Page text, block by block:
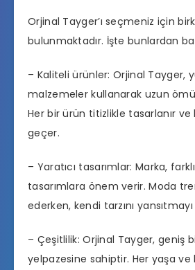
Orjinal Tayger’ı seçmeniz için
bulunmaktadır. İşte bunlardan
– Kaliteli ürünler: Orjinal Tayger,
malzemeler kullanarak uzun
Her bir ürün titizlikle tasarlanır
geçer.
– Yaratıcı tasarımlar: Marka,
tasarımlara önem verir. Moda
ederken, kendi tarzını yansıtmayı
– Çeşitlilik: Orjinal Tayger, geniş
yelpazesine sahiptir. Her yaşa